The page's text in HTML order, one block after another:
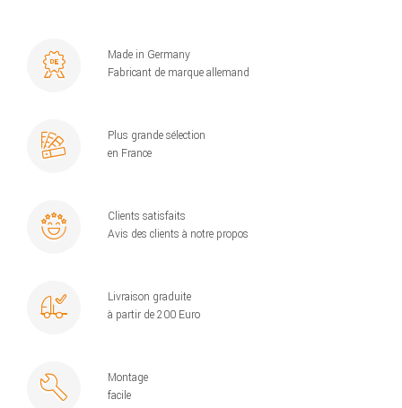
Made in Germany
Fabricant de marque allemand
Plus grande sélection
en France
Clients satisfaits
Avis des clients à notre propos
Livraison graduite
à partir de 200 Euro
Montage
facile